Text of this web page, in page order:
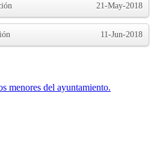
21-May-2018
11-Jun-2018
menores del ayuntamiento.